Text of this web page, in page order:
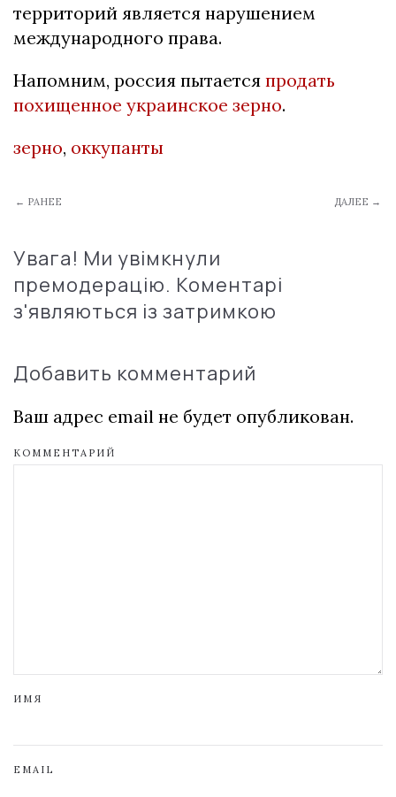
территорий является нарушением
международного права.
Напомним, россия пытается продать
похищенное украинское зерно.
зерно, оккупанты
← РАНЕЕ ДАЛЕЕ →
Увага! Ми увімкнули
премодерацію. Коментарі
з'являються із затримкою
Добавить комментарий
Ваш адрес email не будет опубликован.
КОММЕНТАРИЙ
ИМЯ
EMAIL